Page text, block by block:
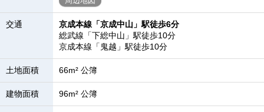
交通
京成本線「京成中山」駅徒歩6分
総武線「下総中山」駅徒歩10分
京成本線「鬼越」駅徒歩10分
土地面積 66m² 公簿
建物面積 96m² 公簿